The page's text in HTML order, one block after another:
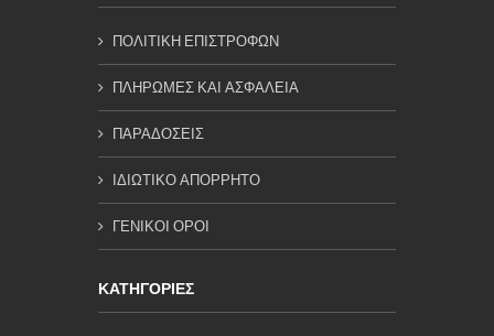
ΠΟΛΙΤΙΚΗ ΕΠΙΣΤΡΟΦΩΝ
ΠΛΗΡΩΜΕΣ ΚΑΙ ΑΣΦΑΛΕΙΑ
ΠΑΡΑΔΟΣΕΙΣ
ΙΔΙΩΤΙΚΟ ΑΠΟΡΡΗΤΟ
ΓΕΝΙΚΟΙ ΟΡΟΙ
ΚΑΤΗΓΟΡΙΕΣ